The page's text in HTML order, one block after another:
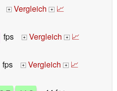
+ Vergleich + 📈
fps + Vergleich + 📈
fps + Vergleich + 📈